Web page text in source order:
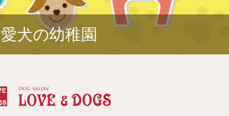
愛犬の幼稚園